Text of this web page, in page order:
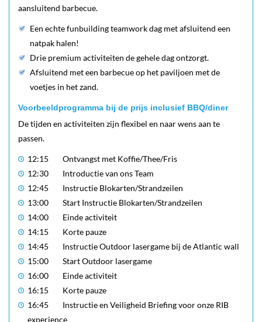
aansluitend barbecue.
Een echte funbuilding teamwork dag met afsluitend een
natpak halen!
Drie premium activiteiten de gehele dag ontzorgt.
Afsluitend met een barbecue op het paviljoen met de
voetjes in het zand.
Voorbeeldprogramma bij de prijs inclusief BBQ/diner
De tijden en activiteiten zijn flexibel en naar wens aan te
passen.
12:15
Ontvangst met Koffie/Thee/Fris
12:30
Introductie van ons Team
12:45
Instructie Blokarten/Strandzeilen
13:00
Start Instructie Blokarten/Strandzeilen
14:00
Einde activiteit
14:15
Korte pauze
14:45
Instructie Outdoor lasergame bij de Atlantic wall
15:00
Start Outdoor lasergame
16:00
Einde activiteit
16:15
Korte pauze
16:45
Instructie en Veiligheid Briefing voor onze RIB
experience